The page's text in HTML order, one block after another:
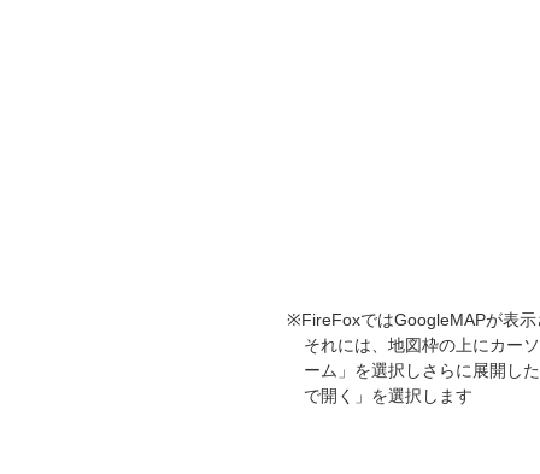
※FireFoxではGoogleMAPが表
それには、地図枠の上にカー
ーム」を選択しさらに展開し
で開く」を選択します